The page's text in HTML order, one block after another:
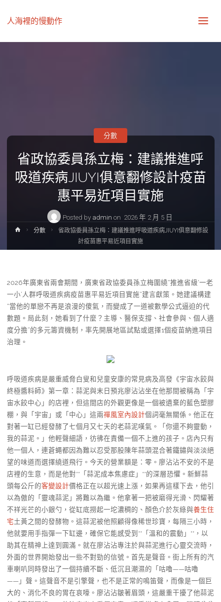
人海裡的慢動作
省政協委員孫立梅：建議推進呼
吸道疾病JIUYI俱意翻修設計疫苗
惠平易近項目實施
Posted by admin on 2026 年 2 月 5 日
分數
Home分數
省政協委員孫立梅：建議推進呼吸道疾病JIUYI俱意翻修設
計疫苗惠平易近項目實施
2026年廣東省兩會期間，廣東省政協委員孫立梅圍繞“推進省級‘一老
一小’人群呼吸道疾病疫苗惠平易近項目實施”建言獻策。她建議構建
“當他的單戀不再是浪漫的傻氣，而變成了一道被數學公式逼迫的代
數題。局此刻，她看到了什麼？主導、醫保支撐、社會參與、個人適
度分擔”的多元籌資機制，率先開展地區試點或選擇1個疫苗納進項目
治理。
呼吸道疾病是嚴重威脅白叟和兒童安康的常見病及高發《宇宙水餃與
終極醬料師》第一章：蒜泥與末日預兆廖沾沾坐在他那間被稱為「宇
宙水餃中心」的店裡，但這間店的外觀更像是一個被遺棄的藍色塑膠
棚，與「宇宙」或「中心」這兩禪風室內設計個詞毫無關係。他正在
對著一缸已經發酵了七個月又七天的老蒜泥嘆氣。「你還不夠靈動，
我的蒜泥。」他輕聲細語，彷彿在責備一個不上進的孩子。店內只有
他一個人，連蒼蠅都因為難以忍受那股陳年蒜頭混合著鐵鏽與淡淡絕
望的味道而選擇繞道飛行。今天的營業額是：零。廖沾沾不安的不是
店裡的生意，而是他對**「蒜泥成本焦慮症」**的深層恐懼。新鮮蒜
頭每公斤的客變設計價格正在以超光速上漲，如果再這樣下去，他引
以為傲的「靈魂蒜泥」將難以為繼。他拿著一把被磨得光滑、閃耀著
不祥光芒的小銀勺，從缸底撈起一坨濃稠的、顏色介於灰綠與養生住
宅土黃之間的發酵物。這蒜泥被他照顧得像稀世珍寶，每隔三小時，
他就要用手指彈一下缸邊，確保它能感受到**「溫和的震動」**，以
助其在精神上達到圓滿。就在廖沾沾專注於與蒜泥進行心靈交流時，
外面的世界開始發出一些不對勁的信號。首先是聲音。街上所有的汽
車喇叭同時發出了一個持續不斷、低沉且潮濕的「咕嚕——咕嚕
——」聲。這聲音不是引擎聲，也不是正常的鳴笛聲，而像是一個巨
大的、消化不良的胃在哀嚎。廖沾沾皺著眉頭，這嚴重干擾了他蒜泥